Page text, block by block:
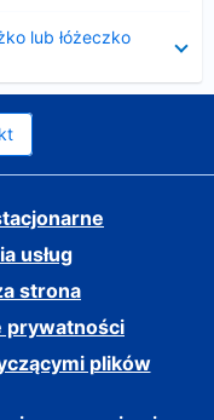
lub łóżeczko
usług
strona
prywatności
plików